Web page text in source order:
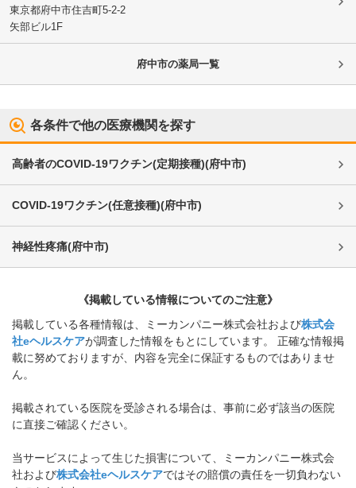
東京都府中市住吉町5-2-2
矢部ビル1F
府中市の薬局一覧
各条件で他の医療機関を探す
高齢者のCOVID-19ワクチン(定期接種)(府中市)
COVID-19ワクチン(任意接種)(府中市)
神経性疼痛(府中市)
《掲載している情報についてのご注意》
掲載している各種情報は、ミーカンパニー株式会社および株式会
社eヘルスケアが調査した情報をもとにしています。 正確な情報掲
載に努めておりますが、内容を完全に保証するものではありませ
ん。
掲載されている医院を受診される場合は、事前に必ず該当の医院
に直接ご確認ください。
当サービスによって生じた損害について、ミーカンパニー株式会
社および株式会社eヘルスケアではその賠償の責任を一切負わない